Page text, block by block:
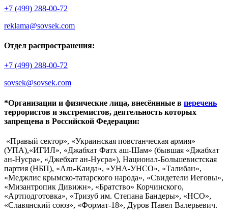
+7 (499) 288-00-72
reklama@sovsek.com
Отдел распространения:
+7 (499) 288-00-72
sovsek@sovsek.com
*Организации и физические лица, внесённные в перечень
террористов и экстремистов, деятельность которых
запрещена в Российской Федерации:
«Правый сектор», «Украинская повстанческая армия»
(УПА),«ИГИЛ», «Джабхат Фатх аш-Шам» (бывшая «Джабхат
ан-Нусра», «Джебхат ан-Нусра»), Национал-Большевистская
партия (НБП), «Аль-Каида», «УНА-УНСО», «Талибан»,
«Меджлис крымско-татарского народа», «Свидетели Иеговы»,
«Мизантропик Дивижн», «Братство» Корчинского,
«Артподготовка», «Тризуб им. Степана Бандеры», «НСО»,
«Славянский союз», «Формат-18», Дуров Павел Валерьевич.